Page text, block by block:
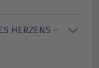
HERZENS –